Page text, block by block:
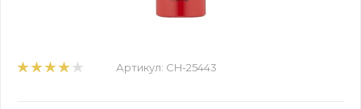
Артикул: CH-25443